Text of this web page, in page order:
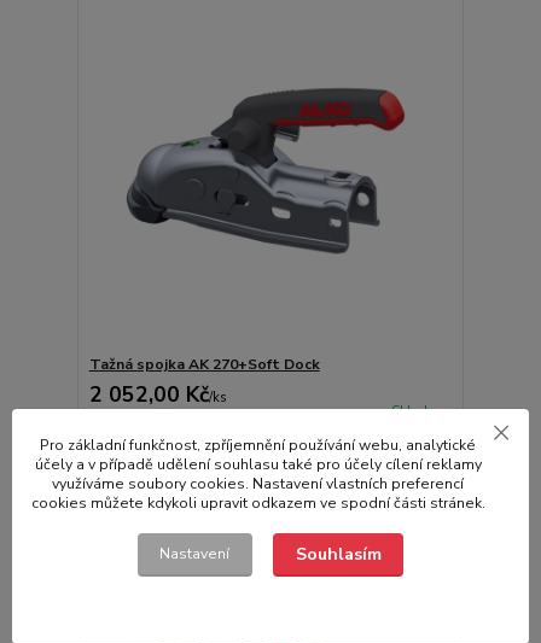
Tažná spojka AK 270+Soft Dock
2 052,00 Kč/ks
1 695,87 Kčbez DPH Skladem
Přidat do košíku
Pro základní funkčnost, zpříjemnění používání webu, analytické
účely a v případě udělení souhlasu také pro účely cílení reklamy
využíváme soubory cookies. Nastavení vlastních preferencí
cookies můžete kdykoli upravit odkazem ve spodní části stránek.
Nastavení Souhlasím